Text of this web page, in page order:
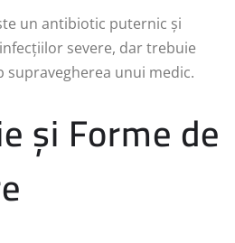
un antibiotic puternic și
severe, dar trebuie
supravegherea unui medic.
și Forme de